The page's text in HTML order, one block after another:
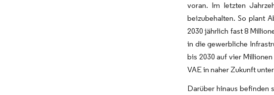
voran. Im letzten
beizubehalten. So plant
2030 jährlich fast 8
in die gewerbliche
bis 2030 auf vier
VAE in naher Zukunft
Darüber hinaus befinden